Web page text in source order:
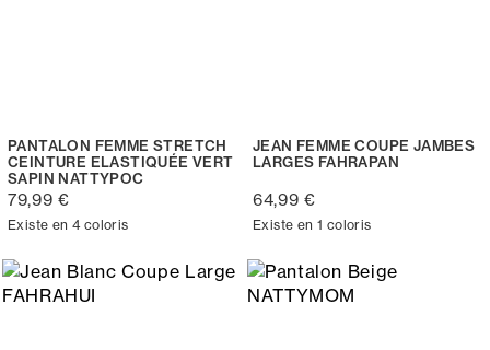
PANTALON FEMME STRETCH
CEINTURE ELASTIQUÉE VERT
SAPIN NATTYPOC
79,99 €
Existe en 4 coloris
JEAN FEMME COUPE JAMBES
LARGES FAHRAPAN
64,99 €
Existe en 1 coloris